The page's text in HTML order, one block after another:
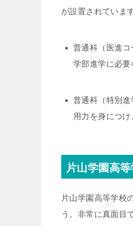
が設置されています
普通科（医進
学部進学に必要
普通科（特別
用力を身につけ
片山学園高
片山学園高等学校
う。非常に真面目